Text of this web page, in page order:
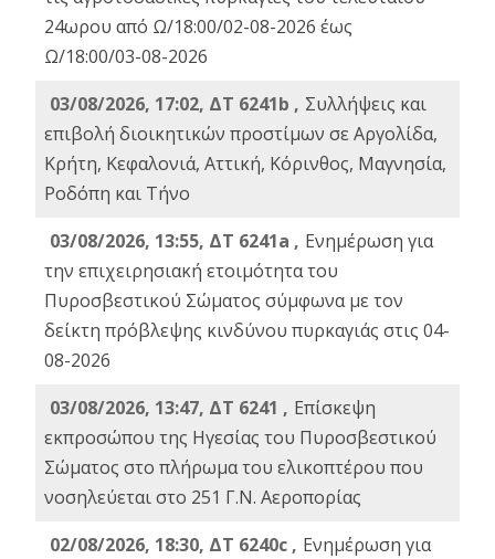
24ωρου από Ω/18:00/02-08-2026 έως
Ω/18:00/03-08-2026
03/08/2026, 17:02, ΔΤ 6241b , Συλλήψεις και
επιβολή διοικητικών προστίμων σε Αργολίδα,
Κρήτη, Κεφαλονιά, Αττική, Κόρινθος, Μαγνησία,
Ροδόπη και Τήνο
03/08/2026, 13:55, ΔΤ 6241a , Ενημέρωση για
την επιχειρησιακή ετοιμότητα του
Πυροσβεστικού Σώματος σύμφωνα με τον
δείκτη πρόβλεψης κινδύνου πυρκαγιάς στις 04-
08-2026
03/08/2026, 13:47, ΔΤ 6241 , Επίσκεψη
εκπροσώπου της Ηγεσίας του Πυροσβεστικού
Σώματος στο πλήρωμα του ελικοπτέρου που
νοσηλεύεται στο 251 Γ.Ν. Αεροπορίας
02/08/2026, 18:30, ΔΤ 6240c , Ενημέρωση για